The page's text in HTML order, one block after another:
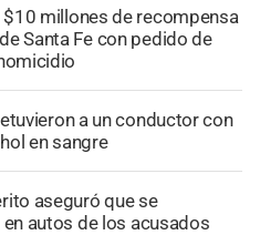
$10 millones de recompensa
Santa Fe con pedido de
a un conductor con
en sangre
aseguró que se
autos de los acusados